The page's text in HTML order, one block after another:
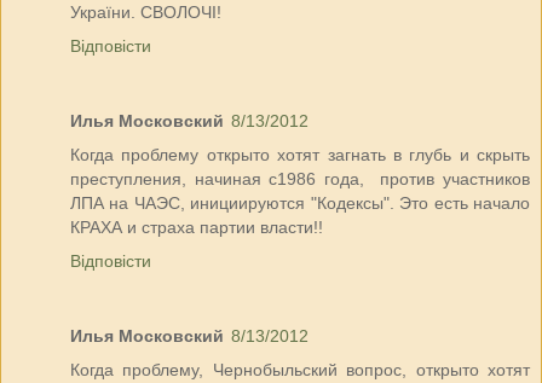
України. СВОЛОЧІ!
Відповісти
Илья Московский 8/13/2012
Когда проблему открыто хотят загнать в глубь и скрыть
преступления, начиная с1986 года, против участников
ЛПА на ЧАЭС, инициируются "Кодексы". Это есть начало
КРАХА и страха партии власти!!
Відповісти
Илья Московский 8/13/2012
Когда проблему, Чернобыльский вопрос, открыто хотят